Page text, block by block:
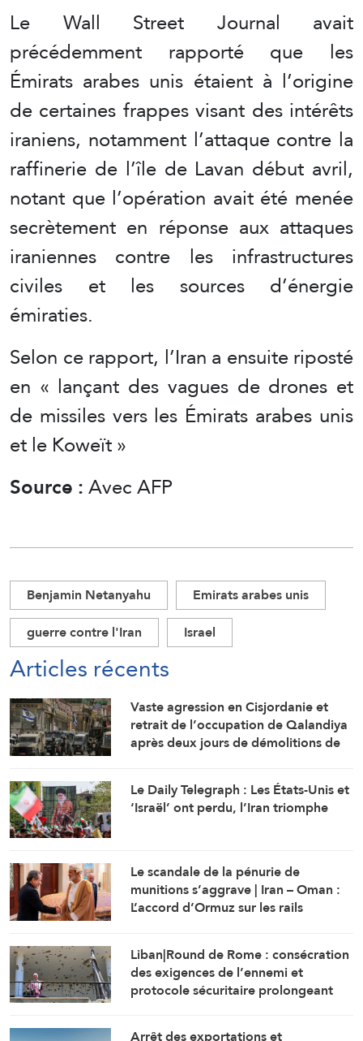
Le Wall Street Journal avait
précédemment rapporté que les
Émirats arabes unis étaient à l’origine
de certaines frappes visant des intérêts
iraniens, notamment l’attaque contre la
raffinerie de l’île de Lavan début avril,
notant que l’opération avait été menée
secrètement en réponse aux attaques
iraniennes contre les infrastructures
civiles et les sources d’énergie
émiraties.
Selon ce rapport, l’Iran a ensuite riposté
en « lançant des vagues de drones et
de missiles vers les Émirats arabes unis
et le Koweït »
Source :Avec AFP
Benjamin Netanyahu
Emirats arabes unis
guerre contre l'Iran
Israel
Articles récents
Vaste agression en Cisjordanie et
retrait de l’occupation de Qalandiya
après deux jours de démolitions de
Le Daily Telegraph : Les États-Unis et
‘Israël’ ont perdu, l’Iran triomphe
Le scandale de la pénurie de
munitions s’aggrave | Iran – Oman :
L’accord d’Ormuz sur les rails
Liban|Round de Rome : consécration
des exigences de l’ennemi et
protocole sécuritaire prolongeant